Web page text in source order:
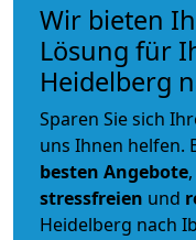
Wir bieten
Lösung für
Heidelberg
Sparen Sie sich
uns Ihnen helfen.
besten Angebote
stressfreien und
Heidelberg nach